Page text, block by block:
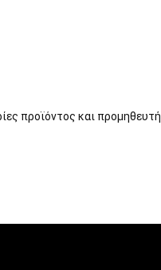
προϊόντος και προμηθευτή.